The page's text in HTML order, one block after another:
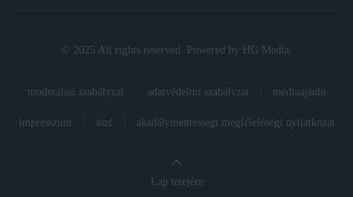
© 2025 All rights reserved. Powered by HG Media
moderálási szabályzat adatvédelmi szabályzat médiaajánló
impresszum ászf akadálymentességi megfelelőségi nyilatkozat
Lap tetejére